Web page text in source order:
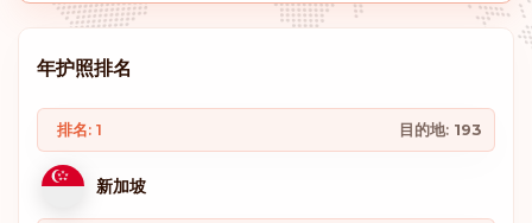
年护照排名
排名: 1 目的地: 193
新加坡